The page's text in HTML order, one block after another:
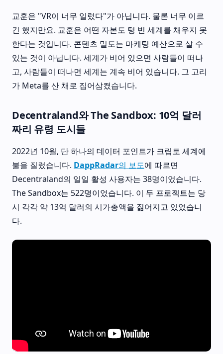
교훈은 "VR이 너무 일렀다"가 아닙니다. 물론 너무 이르
긴 했지만요. 교훈은 어떤 자본도 텅 빈 세계를 채우지 못
한다는 것입니다. 콘텐츠 밀도는 마케팅 예산으로 살 수
있는 것이 아닙니다. 세계가 비어 있으면 사람들이 떠나
고, 사람들이 떠나면 세계는 계속 비어 있습니다. 그 고리
가 Meta를 산 채로 집어삼켰습니다.
Decentraland와 The Sandbox: 10억 달러
짜리 유령 도시들
2022년 10월, 단 하나의 데이터 포인트가 크립토 세계에
불을 질렀습니다. DappRadar의 보도에 따르면
Decentraland의 일일 활성 사용자는 38명이었습니다.
The Sandbox는 522명이었습니다. 이 두 프로젝트는 당
시 각각 약 13억 달러의 시가총액을 짊어지고 있었습니
다.